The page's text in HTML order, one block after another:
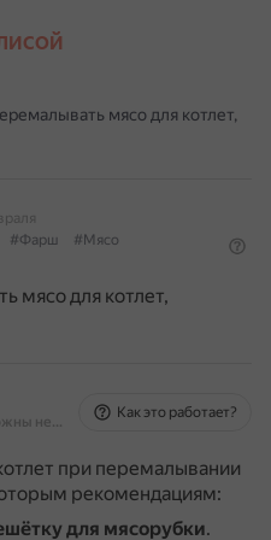
мясо для котлет,
#Фарш
#Мясо
мясо для котлет,
На основе источников, возможны неточности
Как это работает?
при перемалывании
рекомендациям:
для мясорубки.